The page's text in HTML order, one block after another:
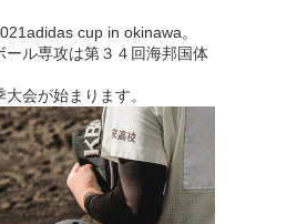
cup in okinawa。
ール専攻は第３４回海邦国体
会が始まります。